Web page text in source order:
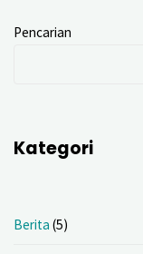
Pencarian
Kategori
Berita (5)